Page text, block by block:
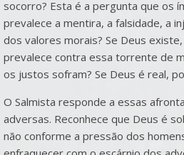
socorro? Esta é a pergunta que os
prevalece a mentira, a falsidade, a
dos valores morais? Se Deus
prevalece contra essa torrente de
os justos sofram? Se Deus é real,
O Salmista responde a essas
adversas. Reconhece que Deus é
não conforme a pressão dos